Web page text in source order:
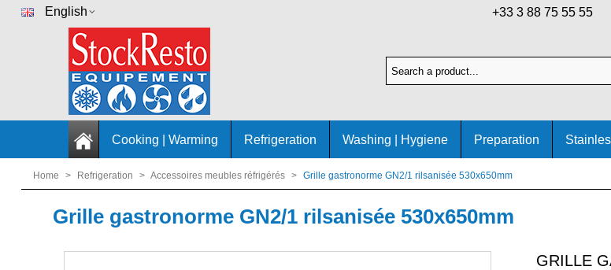
English +33 3 88 75 55 55
Cooking | Warming Refrigeration Washing | Hygiene Preparation
Home > Refrigeration > Accessoires meubles réfrigérés > Grille gastronorme GN2/1 rilsanisée 530x650mm
Grille gastronorme GN2/1 rilsanisée 530x650mm
GRILLE